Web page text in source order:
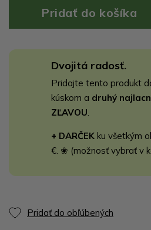
Dvojitá radosť.
Pridajte tento produkt
kúskom a druhý
ZĽAVOU
+ DARČEK ku všetkým
€. ❀ (možnosť vybrať v
Pridať do obľúbených